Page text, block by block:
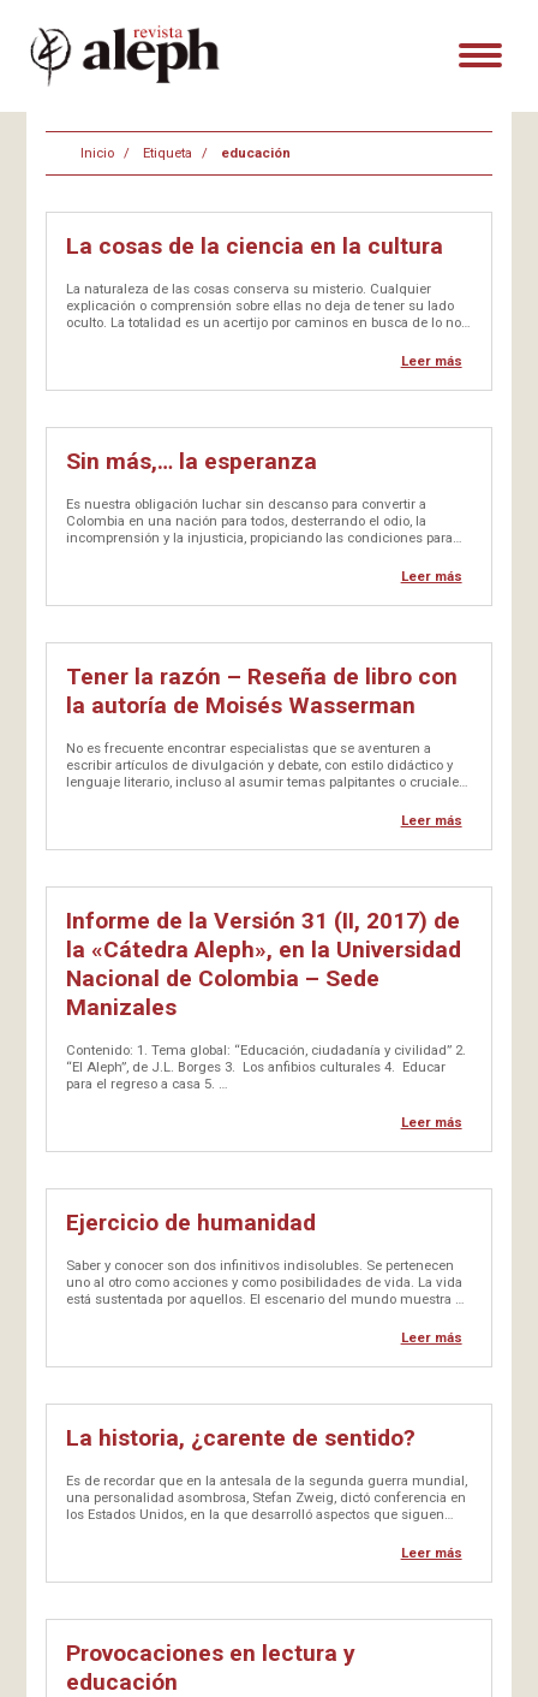
Inicio Etiqueta educación
La cosas de la ciencia en la cultura
La naturaleza de las cosas conserva su misterio. Cualquier
explicación o comprensión sobre ellas no deja de tener su lado
oculto. La totalidad es un acertijo por caminos en busca de lo no
Leer más
Sin más,… la esperanza
Es nuestra obligación luchar sin descanso para convertir a
Colombia en una nación para todos, desterrando el odio, la
incomprensión y la injusticia, propiciando las condiciones para
Leer más
Tener la razón – Reseña de libro con
la autoría de Moisés Wasserman
No es frecuente encontrar especialistas que se aventuren a
escribir artículos de divulgación y debate, con estilo didáctico y
lenguaje literario, incluso al asumir temas palpitantes o cruciales
Leer más
Informe de la Versión 31 (II, 2017) de
la «Cátedra Aleph», en la Universidad
Nacional de Colombia – Sede
Manizales
Contenido: 1. Tema global: “Educación, ciudadanía y civilidad” 2.
“El Aleph”, de J.L. Borges 3. Los anfibios culturales 4. Educar
para el regreso a casa 5. …
Leer más
Ejercicio de humanidad
Saber y conocer son dos infinitivos indisolubles. Se pertenecen
uno al otro como acciones y como posibilidades de vida. La vida
está sustentada por aquellos. El escenario del mundo muestra a
Leer más
La historia, ¿carente de sentido?
Es de recordar que en la antesala de la segunda guerra mundial,
una personalidad asombrosa, Stefan Zweig, dictó conferencia en
los Estados Unidos, en la que desarrolló aspectos que siguen
Leer más
Provocaciones en lectura y
educación